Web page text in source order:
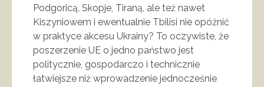
Podgoricą, Skopje, Tiraną, ale też nawet
Kiszyniowem i ewentualnie Tbilisi nie opóźnić
w praktyce akcesu Ukrainy? To oczywiste, że
poszerzenie UE o jedno państwo jest
politycznie, gospodarczo i technicznie
łatwiejsze niż wprowadzenie jednocześnie